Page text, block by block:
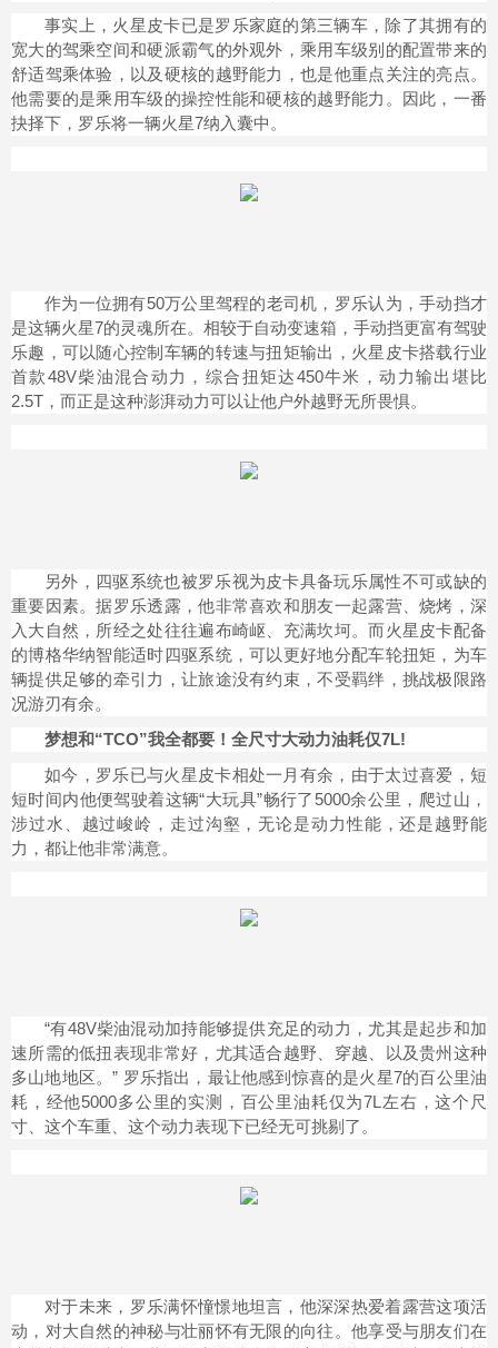
事实上，火星皮卡已是罗乐家庭的第三辆车，除了其拥有的
宽大的驾乘空间和硬派霸气的外观外，乘用车级别的配置带来的
舒适驾乘体验，以及硬核的越野能力，也是他重点关注的亮点。
他需要的是乘用车级的操控性能和硬核的越野能力。因此，一番
抉择下，罗乐将一辆火星7纳入囊中。
作为一位拥有50万公里驾程的老司机，罗乐认为，手动挡才
是这辆火星7的灵魂所在。相较于自动变速箱，手动挡更富有驾驶
乐趣，可以随心控制车辆的转速与扭矩输出，火星皮卡搭载行业
首款48V柴油混合动力，综合扭矩达450牛米，动力输出堪比
2.5T，而正是这种澎湃动力可以让他户外越野无所畏惧。
另外，四驱系统也被罗乐视为皮卡具备玩乐属性不可或缺的
重要因素。据罗乐透露，他非常喜欢和朋友一起露营、烧烤，深
入大自然，所经之处往往遍布崎岖、充满坎坷。而火星皮卡配备
的博格华纳智能适时四驱系统，可以更好地分配车轮扭矩，为车
辆提供足够的牵引力，让旅途没有约束，不受羁绊，挑战极限路
况游刃有余。
梦想和“TCO”我全都要！全尺寸大动力油耗仅7L!
如今，罗乐已与火星皮卡相处一月有余，由于太过喜爱，短
短时间内他便驾驶着这辆“大玩具”畅行了5000余公里，爬过山，
涉过水、越过峻岭，走过沟壑，无论是动力性能，还是越野能
力，都让他非常满意。
“有48V柴油混动加持能够提供充足的动力，尤其是起步和加
速所需的低扭表现非常好，尤其适合越野、穿越、以及贵州这种
多山地地区。” 罗乐指出，最让他感到惊喜的是火星7的百公里油
耗，经他5000多公里的实测，百公里油耗仅为7L左右，这个尺
寸、这个车重、这个动力表现下已经无可挑剔了。
对于未来，罗乐满怀憧憬地坦言，他深深热爱着露营这项活
动，对大自然的神秘与壮丽怀有无限的向往。他享受与朋友们在